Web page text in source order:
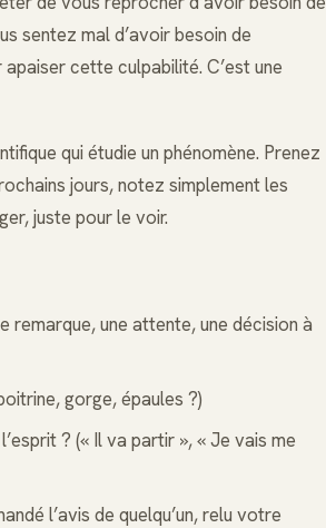
sentez mal d’avoir besoin de
cette culpabilité. C’est une
qui étudie un phénomène. Prenez
jours, notez simplement les
juste pour le voir.
remarque, une attente, une décision à
gorge, épaules ?)
? (« Il va partir », « Je vais me
l’avis de quelqu’un, relu votre